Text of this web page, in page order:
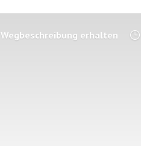
Wegbeschreibung erhalten